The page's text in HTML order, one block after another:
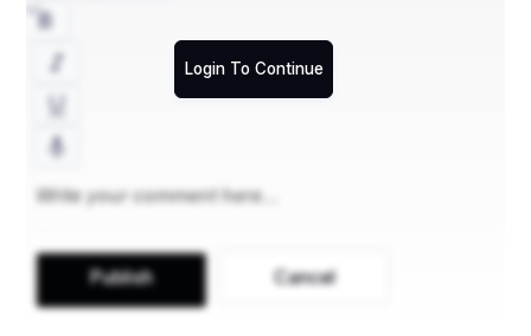
सिखाता है।
तप और साधना
करके भक्त अपने तप और साधना का प्रदर्शन करते हैं। यह
आत्म-संयम और भक्ति की भावना को मजबूत करता है।
Login To Continue
Publish Cancel